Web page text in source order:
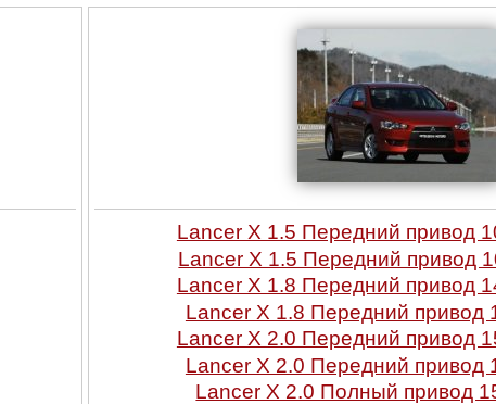
Lancer X 1.5 Передний привод
Lancer X 1.5 Передний привод
Lancer X 1.8 Передний привод
Lancer X 1.8 Передний привод
Lancer X 2.0 Передний привод
Lancer X 2.0 Передний привод
Lancer X 2.0 Полный привод